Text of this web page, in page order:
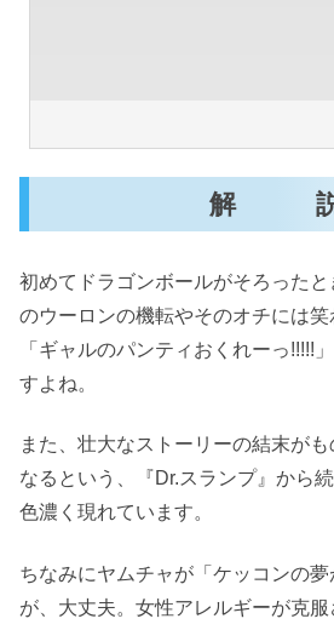
解
初めてドラゴンボールがそろった
のウーロンの機転やそのオチには笑
「ギャルのパンティおくれーっ!!!!!
すよね。
また、壮大なストーリーの結末が
なるという、『Dr.スランプ』から
色濃く現れています。
ちなみにヤムチャが「ケッコンの
が、大丈夫。女性アレルギーが克